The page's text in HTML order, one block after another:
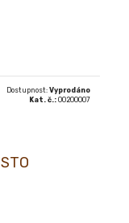
Dostupnost:Vyprodáno
Kat. č.: 00200007